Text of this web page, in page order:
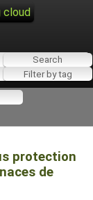
cloud
protection
de